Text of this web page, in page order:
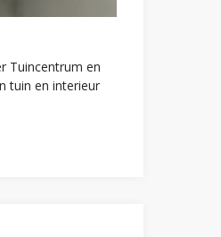
Tuincentrum en
tuin en interieur